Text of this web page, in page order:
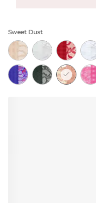
Sweet Dust